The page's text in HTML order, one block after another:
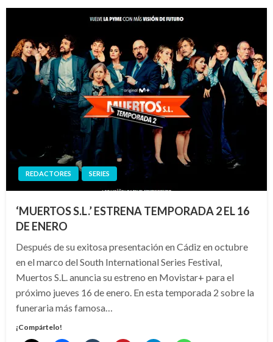
REDACTORES SERIES
‘MUERTOS S.L.’ ESTRENA TEMPORADA 2 EL 16
DE ENERO
Después de su exitosa presentación en Cádiz en octubre
en el marco del South International Series Festival,
Muertos S.L. anuncia su estreno en Movistar+ para el
próximo jueves 16 de enero. En esta temporada 2 sobre la
funeraria más famosa…
¡Compártelo!